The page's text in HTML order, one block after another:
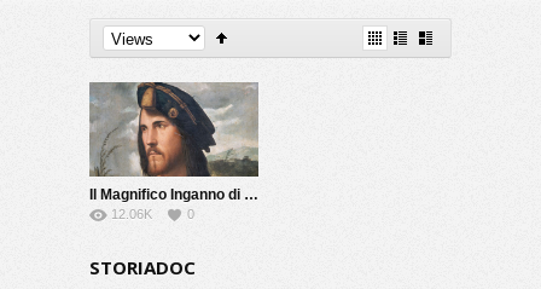
Il Magnifico Inganno di Cesare Borgia
12.06K 0
STORIADOC